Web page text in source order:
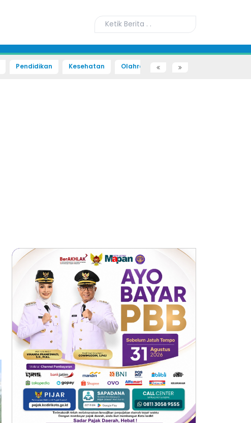
Pendidikan Kesehatan Olahraga Sains dan Teknologi